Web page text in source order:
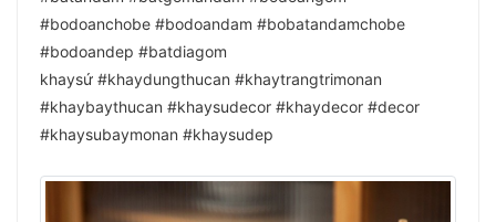
#bodoanchobe #bodoandam #bobatandamchobe
#bodoandep #batdiagom
khaysứ #khaydungthucan #khaytrangtrimonan
#khaybaythucan #khaysudecor #khaydecor #decor
#khaysubaymonan #khaysudep